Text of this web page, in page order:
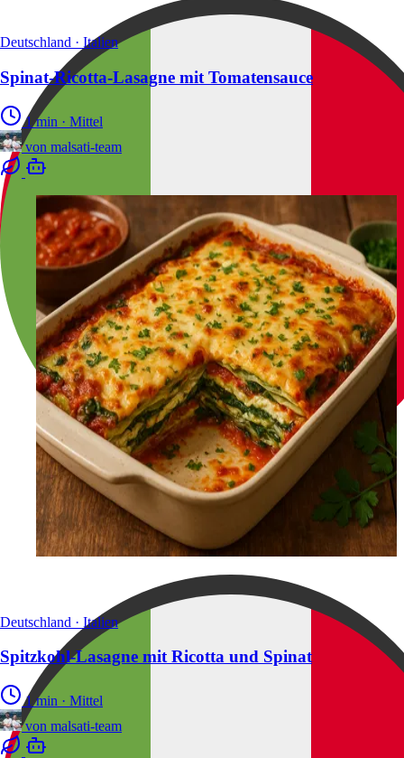
Deutschland · Italien
Spinat-Ricotta-Lasagne mit Tomatensauce
1 min · Mittel
von malsati-team
Deutschland · Italien
Spitzkohl-Lasagne mit Ricotta und Spinat
1 min · Mittel
von malsati-team